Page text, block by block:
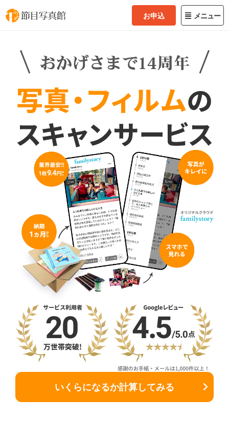
メニュー
お申込
いくらになるか計算してみる